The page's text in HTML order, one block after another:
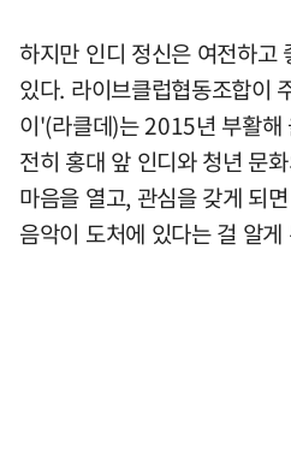
하지만 인디 정신은 여전하고
있다. 라이브클럽협동조합이
이'(라클데)는 2015년 부활해
전히 홍대 앞 인디와 청년 문
마음을 열고, 관심을 갖게 되
음악이 도처에 있다는 걸 알게